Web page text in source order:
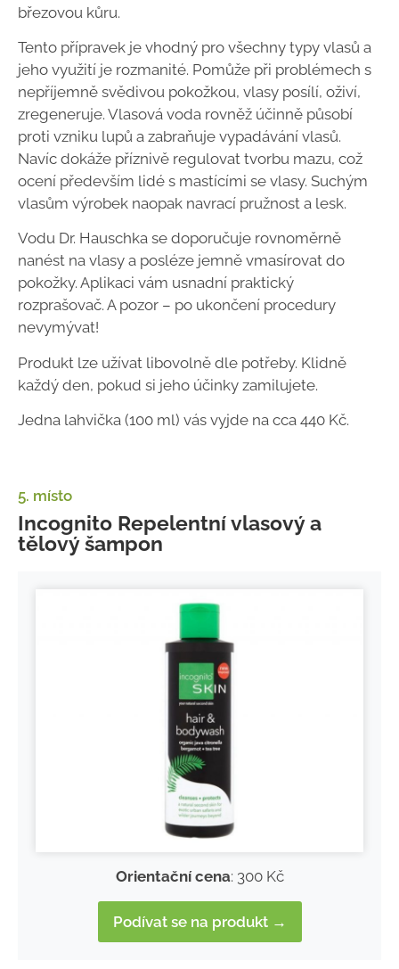
březovou kůru.
Tento přípravek je vhodný pro všechny typy vlasů a
jeho využití je rozmanité. Pomůže při problémech s
nepříjemně svědivou pokožkou, vlasy posílí, oživí,
zregeneruje. Vlasová voda rovněž účinně působí
proti vzniku lupů a zabraňuje vypadávání vlasů.
Navíc dokáže příznivě regulovat tvorbu mazu, což
ocení především lidé s mastícími se vlasy. Suchým
vlasům výrobek naopak navrací pružnost a lesk.
Vodu Dr. Hauschka se doporučuje rovnoměrně
nanést na vlasy a posléze jemně vmasírovat do
pokožky. Aplikaci vám usnadní praktický
rozprašovač. A pozor – po ukončení procedury
nevymývat!
Produkt lze užívat libovolně dle potřeby. Klidně
každý den, pokud si jeho účinky zamilujete.
Jedna lahvička (100 ml) vás vyjde na cca 440 Kč.
5. místo
Incognito Repelentní vlasový a
tělový šampon
Orientační cena: 300 Kč
Podívat se na produkt →